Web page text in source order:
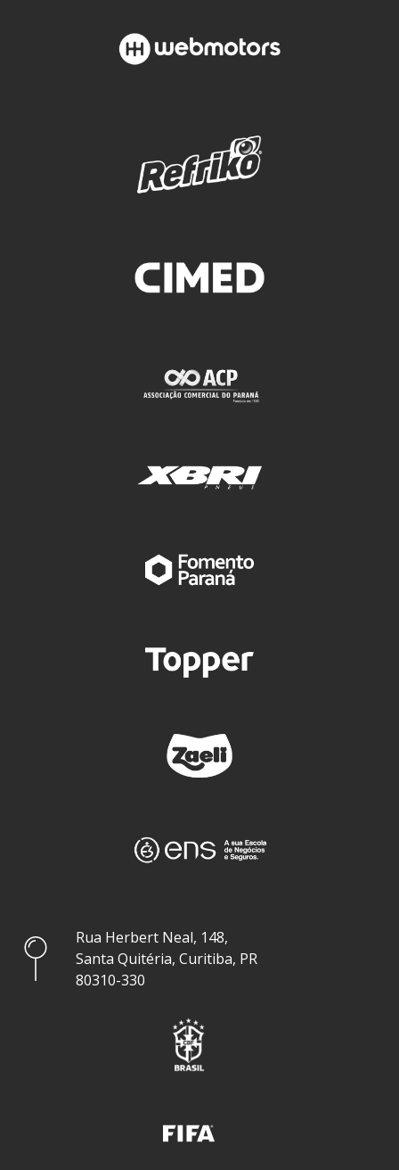
Rua Herbert Neal, 148,
Santa Quitéria, Curitiba, PR
80310-330